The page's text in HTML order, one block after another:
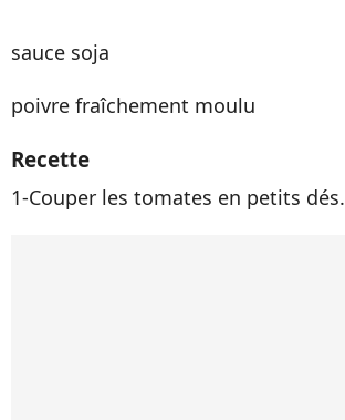
sauce soja
poivre fraîchement moulu
Recette
1-Couper les tomates en petits dés.